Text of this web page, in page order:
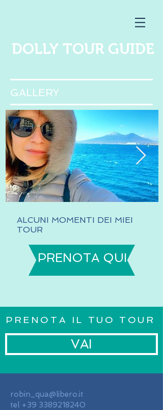
DOLLY TOUR GUIDE
GALLERY
ALCUNI MOMENTI DEI MIEI
TOUR
PRENOTA QUI
PRENOTA IL TUO TOUR
VAI
robin_qua@libero.it
tel +39 3389218240